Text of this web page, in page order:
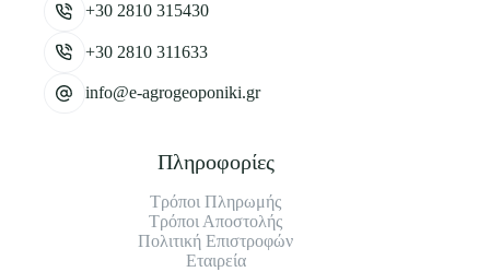
+30 2810 315430
+30 2810 311633
info@e-agrogeoponiki.gr
Πληροφορίες
Τρόποι Πληρωμής
Τρόποι Αποστολής
Πολιτική Επιστροφών
Εταιρεία